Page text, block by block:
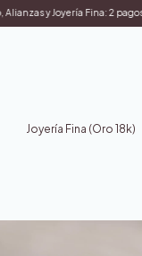
Fina: 2 pagos sin interés
Joyería Fina (Oro 18k)